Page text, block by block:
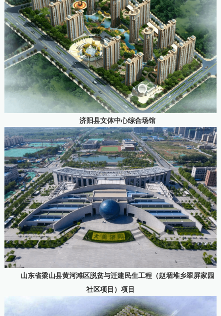
济阳县文体中心综合场馆
山东省梁山县黄河滩区脱贫与迁建民生工程（赵堌堆乡翠屏家园
社区项目）项目